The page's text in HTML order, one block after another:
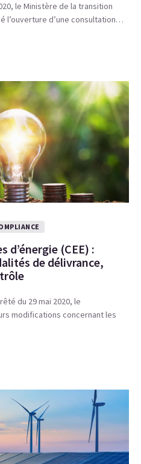
le Ministère de la transition
l’ouverture d’une consultation…
d’énergie (CEE) :
de délivrance,
du 29 mai 2020, le
modifications concernant les